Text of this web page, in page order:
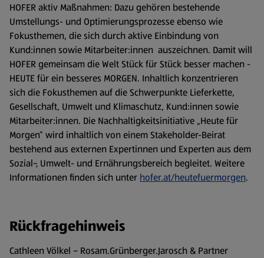
HOFER aktiv Maßnahmen: Dazu gehören bestehende
Umstellungs- und Optimierungsprozesse ebenso wie
Fokusthemen, die sich durch aktive Einbindung von
Kund:innen sowie Mitarbeiter:innen auszeichnen. Damit will
HOFER gemeinsam die Welt Stück für Stück besser machen -
HEUTE für ein besseres MORGEN. Inhaltlich konzentrieren
sich die Fokusthemen auf die Schwerpunkte Lieferkette,
Gesellschaft, Umwelt und Klimaschutz, Kund:innen sowie
Mitarbeiter:innen. Die Nachhaltigkeitsinitiative „Heute für
Morgen“ wird inhaltlich von einem Stakeholder-Beirat
bestehend aus externen Expertinnen und Experten aus dem
Sozial-, Umwelt- und Ernährungsbereich begleitet. Weitere
Informationen finden sich unter hofer.at/heutefuermorgen.
Rückfragehinweis
Cathleen Völkel – Rosam.Grünberger.Jarosch & Partner